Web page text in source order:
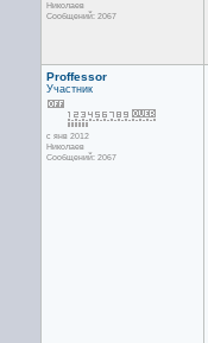
Николаев
Сообщений: 2067
Proffessor
Участник
с янв 2012
Николаев
Сообщений: 2067